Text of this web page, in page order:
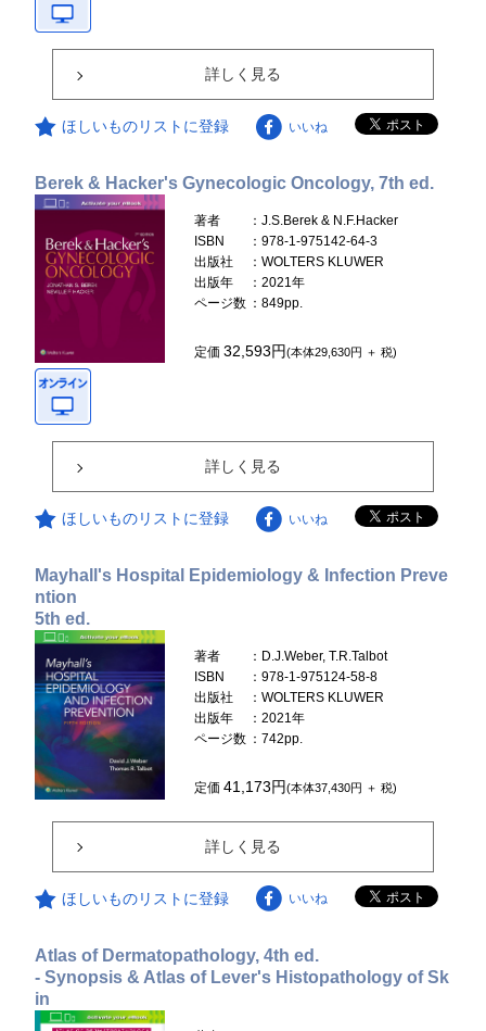
詳しく見る
ほしいものリストに登録 いいね
Berek & Hacker's Gynecologic Oncology, 7th ed.
著者
：J.S.Berek & N.F.Hacker
ISBN
：978-1-975142-64-3
出版社
：WOLTERS KLUWER
出版年
：2021年
ページ数 ：849pp.
定価32,593円(本体29,630円 ＋ 税)
詳しく見る
ほしいものリストに登録 いいね
Mayhall's Hospital Epidemiology & Infection Preve
ntion
5th ed.
著者
：D.J.Weber, T.R.Talbot
ISBN
：978-1-975124-58-8
出版社
：WOLTERS KLUWER
出版年
：2021年
ページ数 ：742pp.
定価41,173円(本体37,430円 ＋ 税)
詳しく見る
ほしいものリストに登録 いいね
Atlas of Dermatopathology, 4th ed.
- Synopsis & Atlas of Lever's Histopathology of Sk
in